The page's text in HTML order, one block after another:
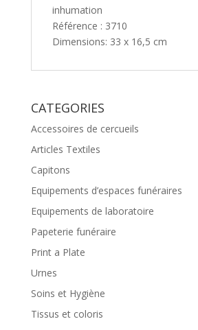
inhumation
Référence : 3710
Dimensions: 33 x 16,5 cm
CATEGORIES
Accessoires de cercueils
Articles Textiles
Capitons
Equipements d’espaces funéraires
Equipements de laboratoire
Papeterie funéraire
Print a Plate
Urnes
Soins et Hygiène
Tissus et coloris